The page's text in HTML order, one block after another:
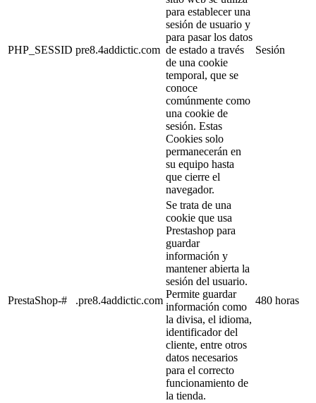
PHP_SESSID pre8.4addictic.com
para establecer una
sesión de usuario y
para pasar los datos
de estado a través
de una cookie
temporal, que se
conoce
comúnmente como
una cookie de
sesión. Estas
Cookies solo
permanecerán en
su equipo hasta
que cierre el
navegador.
Sesión
PrestaShop-# .pre8.4addictic.com
Se trata de una
cookie que usa
Prestashop para
guardar
información y
mantener abierta la
sesión del usuario.
Permite guardar
información como
la divisa, el idioma,
identificador del
cliente, entre otros
datos necesarios
para el correcto
funcionamiento de
la tienda.
480 horas